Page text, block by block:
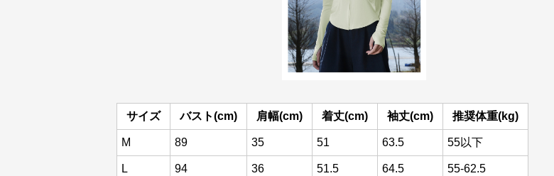
サイズ バスト(cm) 肩幅(cm) 着丈(cm) 袖丈(cm) 推奨体重(kg)
M 89 35 51 63.5 55以下
L 94 36 51.5 64.5 55-62.5